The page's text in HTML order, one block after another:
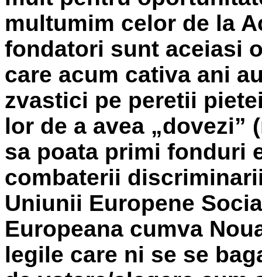
multumim celor de la
fondatori sunt aceiasi
care acum cativa ani
zvastici pe peretii
lor de a avea „dovezi”
sa poata primi fonduri
combaterii
Uniunii Europene
Europeana cumva
legile care ni se se